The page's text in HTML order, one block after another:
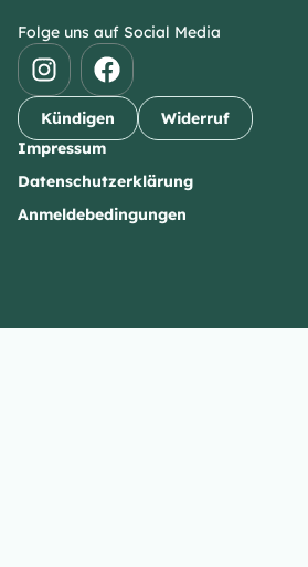
Folge uns auf Social Media
Kündigen
Widerruf
Impressum
Datenschutzerklärung
Anmeldebedingungen